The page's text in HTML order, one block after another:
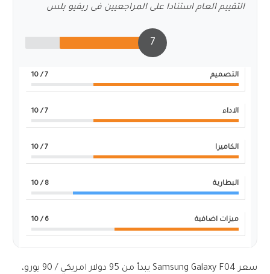
التقييم العام استنادا على المراجعيين فى ريفيو بلس
7
التصميم 7
/ 10
الاداء 7
/ 10
الكاميرا 7
/ 10
البطارية 8
/ 10
ميزات اضافية 6
/ 10
سعر Samsung Galaxy F04 يبدأ من 95 دولار امريكي / 90 يورو،